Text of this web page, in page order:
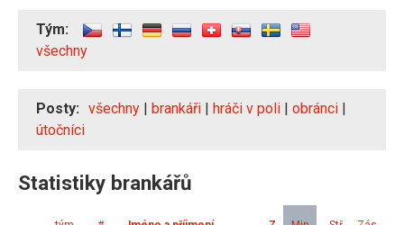
Tým:
všechny
Posty: všechny | brankáři | hráči v poli | obránci |
útočníci
Statistiky brankářů